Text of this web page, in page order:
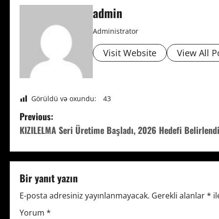
admin
Administrator
Visit Website View All
Görüldü və oxundu: 43
P
o
s
t
n
Previous:
KIZILELMA Seri Üretime Başladı, 2026 Hedefi Belirlendi
Bir yanıt yazın
E-posta adresiniz yayınlanmayacak. Gerekli alanlar*
Yorum *